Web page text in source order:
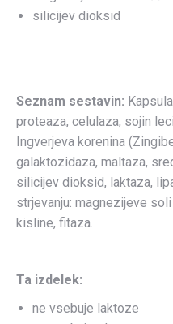
silicijev dioksid
Seznam sestavin:
proteaza, celulaza, sojin
Ingverjeva korenina
galaktozidaza, maltaza,
silicijev dioksid, laktaza,
strjevanju: magnezijeve
kisline, fitaza.
Ta izdelek:
ne vsebuje laktoze